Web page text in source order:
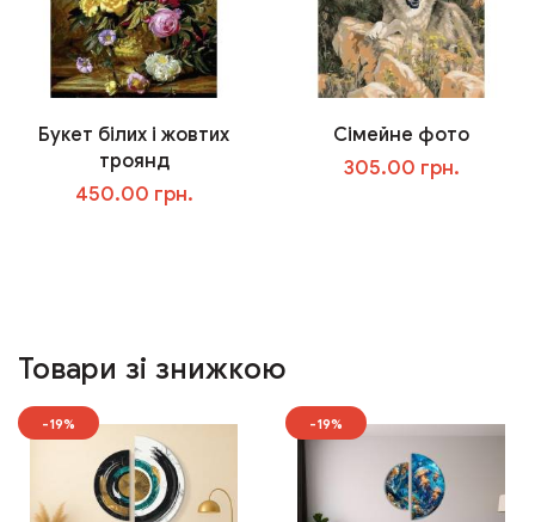
Букет білих і жовтих
троянд
450.00 грн.
Сімейне фото
305.00 грн.
Товари зі знижкою
-19% -19%